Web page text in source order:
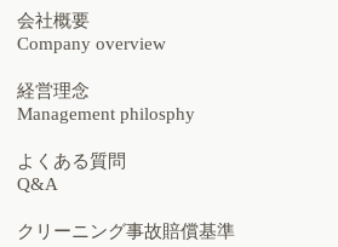
会社概要
Company overview
経営理念
Management philosphy
よくある質問
Q&A
クリーニング事故賠償基準